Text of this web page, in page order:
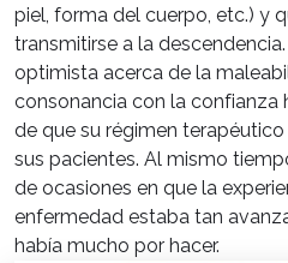
piel, forma del cuerpo, etc.) y
transmitirse a la
optimista acerca de la
consonancia con la confianza
de que su régimen
sus pacientes. Al mismo
de ocasiones en que la
enfermedad estaba tan
había mucho por hacer.